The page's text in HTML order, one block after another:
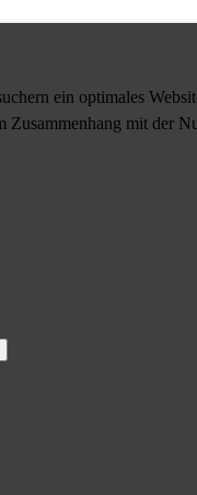
ein optimales
mit der